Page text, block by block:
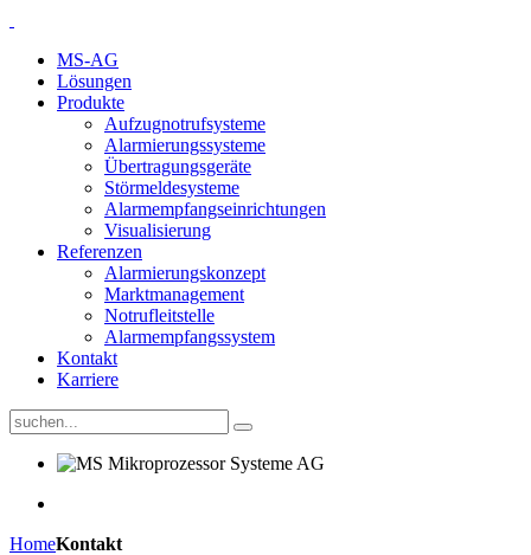
MS-AG
Lösungen
Produkte
Aufzugnotrufsysteme
Alarmierungssysteme
Übertragungsgeräte
Störmeldesysteme
Alarmempfangseinrichtungen
Visualisierung
Referenzen
Alarmierungskonzept
Marktmanagement
Notrufleitstelle
Alarmempfangssystem
Kontakt
Karriere
HomeKontakt